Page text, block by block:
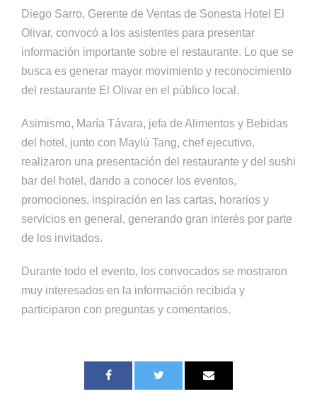
Diego Sarro, Gerente de Ventas de Sonesta Hotel El
Olivar, convocó a los asistentes para presentar
información importante sobre el restaurante. Lo que se
busca es generar mayor movimiento y reconocimiento
del restaurante El Olivar en el público local.
Asimismo, María Távara, jefa de Alimentos y Bebidas
del hotel, junto con Maylú Tang, chef ejecutivo,
realizaron una presentación del restaurante y del sushi
bar del hotel, dando a conocer los eventos,
promociones, inspiración en las cartas, horarios y
servicios en general, generando gran interés por parte
de los invitados.
Durante todo el evento, los convocados se mostraron
muy interesados en la información recibida y
participaron con preguntas y comentarios.